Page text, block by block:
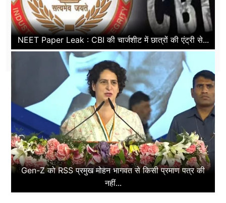
NEET Paper Leak : CBI की चार्जशीट में छात्रों की एंट्री से...
Gen-Z को RSS प्रमुख मोहन भागवत से किसी प्रमाण पत्र की
नहीं...